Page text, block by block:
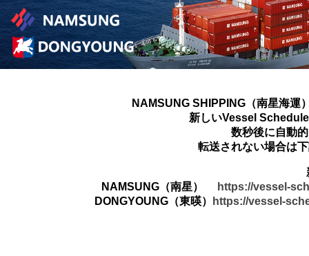
NAMSUNG SHIPPING（南星海運
新しいVessel
数秒後に自動
転送されない場合は
NAMSUNG（南星）
https://vessel-
DONGYOUNG（東暎）
https://vessel-